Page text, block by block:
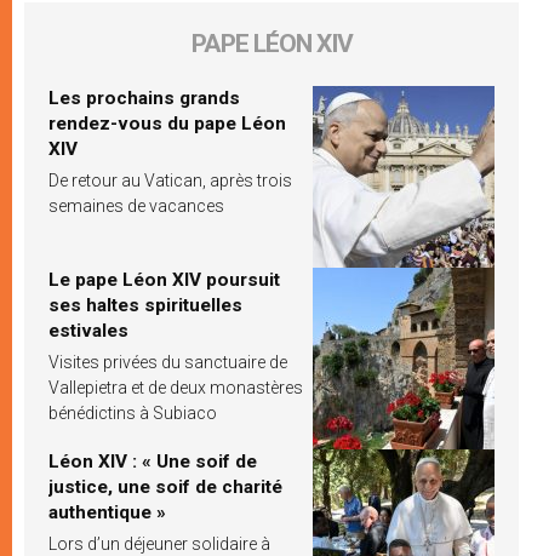
PAPE LÉON XIV
Les prochains grands
rendez-vous du pape Léon
XIV
De retour au Vatican, après trois
semaines de vacances
Le pape Léon XIV poursuit
ses haltes spirituelles
estivales
Visites privées du sanctuaire de
Vallepietra et de deux monastères
bénédictins à Subiaco
Léon XIV : « Une soif de
justice, une soif de charité
authentique »
Lors d’un déjeuner solidaire à